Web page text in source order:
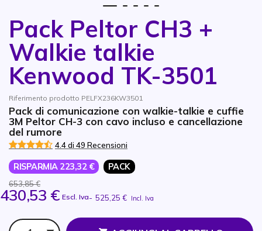
Pack Peltor CH3 +
Walkie talkie
Kenwood TK-3501
Riferimento prodotto PELFX236KW3501
Pack di comunicazione con walkie-talkie e cuffie
3M Peltor CH-3 con cavo incluso e cancellazione
del rumore
4.4 di 49 Recensioni
RISPARMIA 223,32 € PACK
653,85 €
430,53 € Escl. Iva- 525,25 € Incl. Iva
Qtà
Vai all'inizio della galleria di immagini